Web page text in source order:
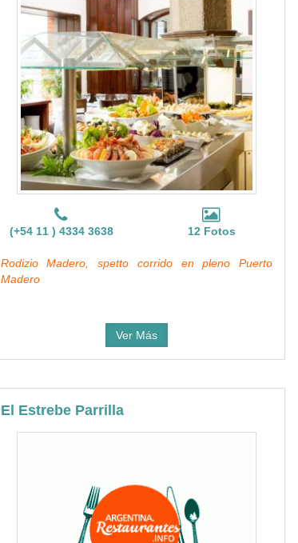
(+54 11 ) 4334 3638 12 Fotos
Rodizio Madero, spetto corrido en pleno Puerto
Madero
Ver Más
El Estrebe Parrilla